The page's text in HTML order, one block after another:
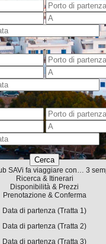
+
-
+
-
-
SAVi fa viaggiare con… 3
Ricerca & Itinerari
Disponibilità & Prezzi
Prenotazione & Conferma
Data di partenza (Tratta 1)
Data di partenza (Tratta 2)
Data di partenza (Tratta 3)